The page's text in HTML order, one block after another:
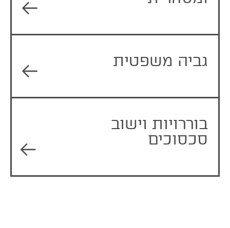
גביה משפטית
בוררויות וישוב
סכסוכים